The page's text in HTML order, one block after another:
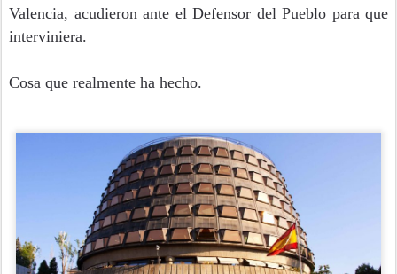
Valencia, acudieron ante el Defensor del Pueblo para que
interviniera.
Cosa que realmente ha hecho.